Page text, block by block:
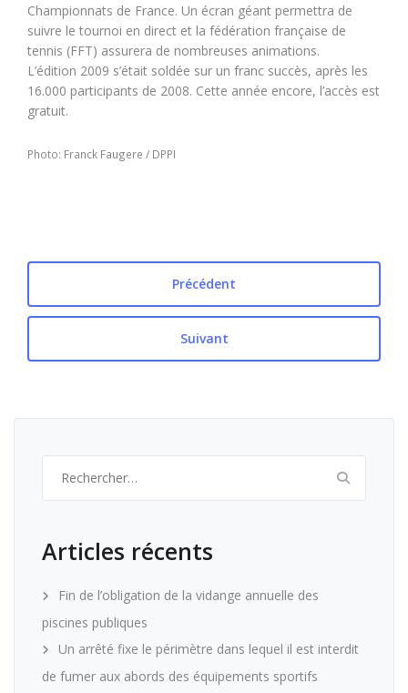
Championnats de France. Un écran géant permettra de
suivre le tournoi en direct et la fédération française de
tennis (FFT) assurera de nombreuses animations.
L’édition 2009 s’était soldée sur un franc succès, après les
16.000 participants de 2008. Cette année encore, l’accès est
gratuit.
Photo: Franck Faugere / DPPI
Précédent
Suivant
Articles récents
Fin de l’obligation de la vidange annuelle des
piscines publiques
Un arrêté fixe le périmètre dans lequel il est interdit
de fumer aux abords des équipements sportifs